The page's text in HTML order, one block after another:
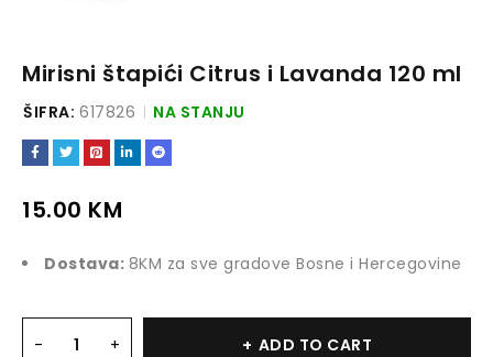
Mirisni štapići Citrus i Lavanda 120 ml
ŠIFRA: 617826 NA STANJU
15.00 KM
Dostava: 8KM za sve gradove Bosne i Hercegovine
ADD TO CART